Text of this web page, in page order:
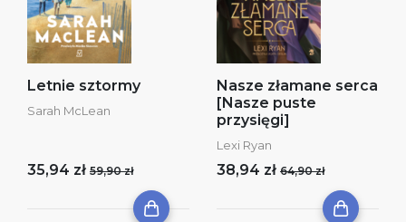
Letnie sztormy
Sarah McLean
35,94 zł 59,90 zł
Nasze złamane serca
[Nasze puste
przysięgi]
Lexi Ryan
38,94 zł 64,90 zł